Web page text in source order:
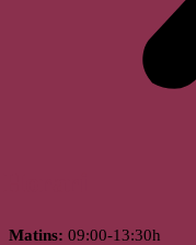
Matins: 09:00-13:30h